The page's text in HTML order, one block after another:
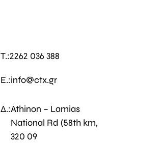
T.:2262 036 388
E.:info@ctx.gr
Δ.:Athinon – Lamias
National Rd (58th km,
320 09